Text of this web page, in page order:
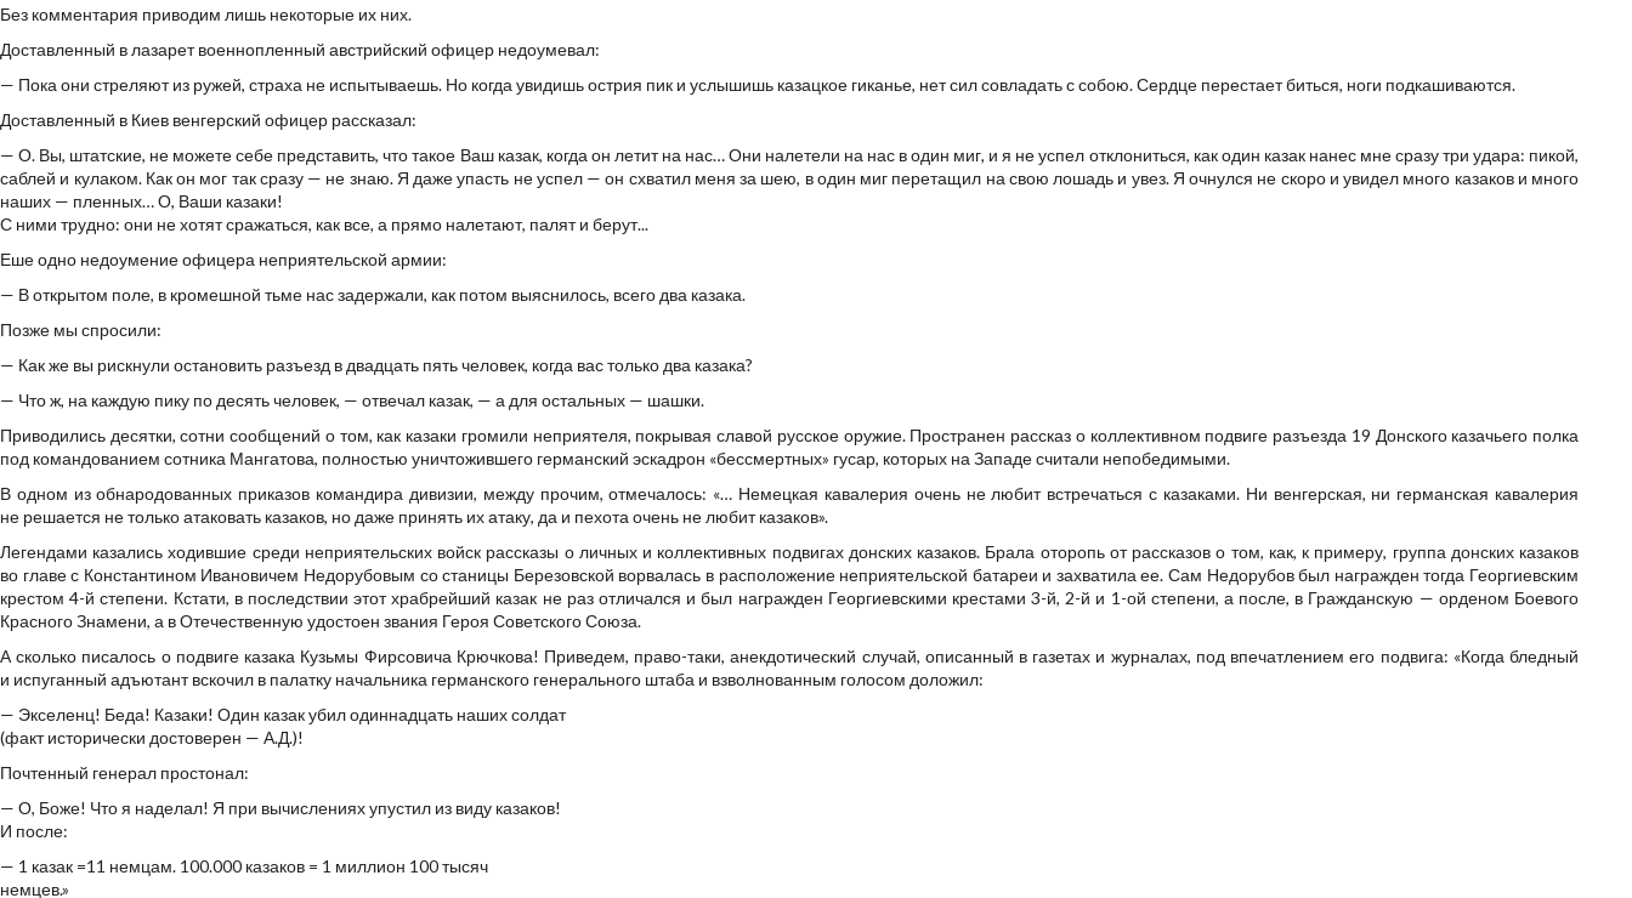
Без комментария приводим лишь некоторые их них.
Доставленный в лазарет военнопленный австрийский офицер недоумевал:
— Пока они стреляют из ружей, страха не испытываешь. Но когда увидишь острия пик и услышишь казацкое гиканье, нет сил совладать с собою. Сердце перестает биться, ноги подкашиваются.
Доставленный в Киев венгерский офицер рассказал:
— О. Вы, штатские, не можете себе представить, что такое Ваш казак, когда он летит на нас… Они налетели на нас в один миг, и я не успел отклониться, как один казак нанес мне сразу три удара: пикой,
саблей и кулаком. Как он мог так сразу — не знаю. Я даже упасть не успел — он схватил меня за шею, в один миг перетащил на свою лошадь и увез. Я очнулся не скоро и увидел много казаков и много
наших — пленных… О, Ваши казаки!
С ними трудно: они не хотят сражаться, как все, а прямо налетают, палят и берут...
Еше одно недоумение офицера неприятельской армии:
— В открытом поле, в кромешной тьме нас задержали, как потом выяснилось, всего два казака.
Позже мы спросили:
— Как же вы рискнули остановить разъезд в двадцать пять человек, когда вас только два казака?
— Что ж, на каждую пику по десять человек, — отвечал казак, — а для остальных — шашки.
Приводились десятки, сотни сообщений о том, как казаки громили неприятеля, покрывая славой русское оружие. Пространен рассказ о коллективном подвиге разъезда 19 Донского казачьего полка
под командованием сотника Мангатова, полностью уничтожившего германский эскадрон «бессмертных» гусар, которых на Западе считали непобедимыми.
В одном из обнародованных приказов командира дивизии, между прочим, отмечалось: «… Немецкая кавалерия очень не любит встречаться с казаками. Ни венгерская, ни германская кавалерия
не решается не только атаковать казаков, но даже принять их атаку, да и пехота очень не любит казаков».
Легендами казались ходившие среди неприятельских войск рассказы о личных и коллективных подвигах донских казаков. Брала оторопь от рассказов о том, как, к примеру, группа донских казаков
во главе с Константином Ивановичем Недорубовым со станицы Березовской ворвалась в расположение неприятельской батареи и захватила ее. Сам Недорубов был награжден тогда Георгиевским
крестом 4-й степени. Кстати, в последствии этот храбрейший казак не раз отличался и был награжден Георгиевскими крестами 3-й, 2-й и 1-ой степени, а после, в Гражданскую — орденом Боевого
Красного Знамени, а в Отечественную удостоен звания Героя Советского Союза.
А сколько писалось о подвиге казака Кузьмы Фирсовича Крючкова! Приведем, право-таки, анекдотический случай, описанный в газетах и журналах, под впечатлением его подвига: «Когда бледный
и испуганный адъютант вскочил в палатку начальника германского генерального штаба и взволнованным голосом доложил:
— Экселенц! Беда! Казаки! Один казак убил одиннадцать наших солдат
(факт исторически достоверен — А.Д.)!
Почтенный генерал простонал:
— О, Боже! Что я наделал! Я при вычислениях упустил из виду казаков!
И после:
— 1 казак =11 немцам. 100.000 казаков = 1 миллион 100 тысяч
немцев.»